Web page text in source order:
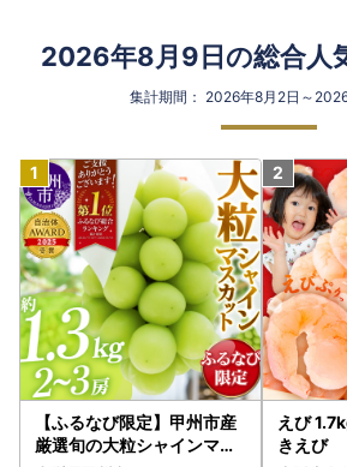
2026年8月9日の総合人
集計期間： 2026年8月2日～
【ふるなび限定】甲州市産
厳選旬の大粒シャインマス
えび
きえび